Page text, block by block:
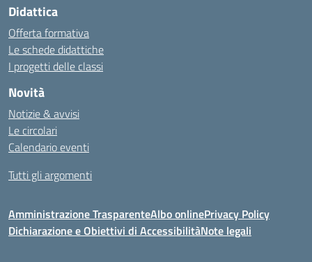
Didattica
Offerta formativa
Le schede didattiche
I progetti delle classi
Novità
Notizie & avvisi
Le circolari
Calendario eventi
Tutti gli argomenti
Amministrazione TrasparenteAlbo onlinePrivacy Policy
Dichiarazione e Obiettivi di AccessibilitàNote legali